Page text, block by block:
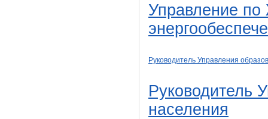
Управление по
Руководитель Управления
Руководитель
населения